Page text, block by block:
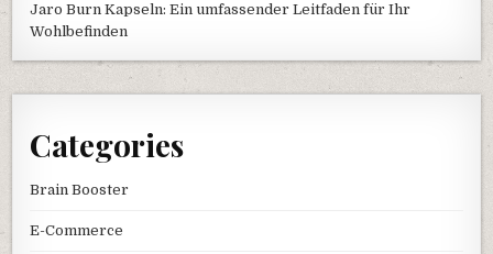
Jaro Burn Kapseln: Ein umfassender Leitfaden für Ihr
Wohlbefinden
Categories
Brain Booster
E-Commerce